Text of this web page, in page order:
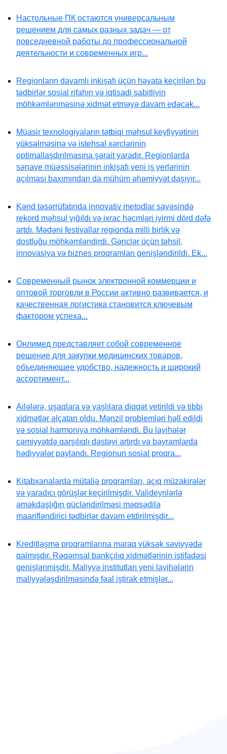
Настольные ПК остаются универсальным
решением для самых разных задач — от
повседневной работы до профессиональной
деятельности и современных игр...
Regionların davamlı inkişafı üçün həyata keçirilən bu
tədbirlər sosial rifahın və iqtisadi sabitliyin
möhkəmlənməsinə xidmət etməyə davam edəcək...
Müasir texnologiyaların tətbiqi məhsul keyfiyyətinin
yüksəlməsinə və istehsal xərclərinin
optimallaşdırılmasına şərait yaradır. Regionlarda
sənaye müəssisələrinin inkişafı yeni iş yerlərinin
açılması baxımından da mühüm əhəmiyyət daşıyır...
Kənd təsərrüfatında innovativ metodlar sayəsində
rekord məhsul yığıldı və ixrac həcmləri iyirmi dörd dəfə
artdı. Mədəni festivallar regionda milli birlik və
dostluğu möhkəmləndirdi. Gənclər üçün təhsil,
innovasiya və biznes proqramları genişləndirildi. Ek...
Современный рынок электронной коммерции и
оптовой торговли в России активно развивается, и
качественная логистика становится ключевым
фактором успеха...
Онлимед представляет собой современное
решение для закупки медицинских товаров,
объединяющее удобство, надежность и широкий
ассортимент...
Ailələrə, uşaqlara və yaşlılara diqqət yetirildi və tibbi
xidmətlər əlçatan oldu. Mənzil problemləri həll edildi
və sosial harmoniya möhkəmləndi. Bu layihələr
cəmiyyətdə qarşılıqlı dəstəyi artırdı və bayramlarda
hədiyyələr paylandı. Regionun sosial proqra...
Kitabxanalarda mütaliə proqramları, açıq müzakirələr
və yaradıcı görüşlər keçirilmişdir. Valideynlərlə
əməkdaşlığın gücləndirilməsi məqsədilə
maarifləndirici tədbirlər davam etdirilmişdir...
Kreditləşmə proqramlarına maraq yüksək səviyyədə
qalmışdır. Rəqəmsal bankçılıq xidmətlərinin istifadəsi
genişlənmişdir. Maliyyə institutları yeni layihələrin
maliyyələşdirilməsində fəal iştirak etmişlər...